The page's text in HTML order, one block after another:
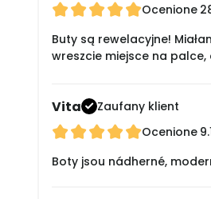
Ocenione
Buty są rewelacyjne!
wreszcie miejsce na
Vita
Zaufany klient
Ocenione
Boty jsou nádherné,